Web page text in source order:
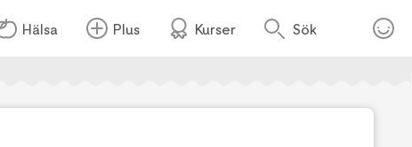
Hälsa Plus Kurser Sök
Foto:Tea Malmegård